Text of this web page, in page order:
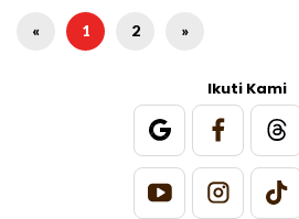
« 1 2 »
Ikuti Kami